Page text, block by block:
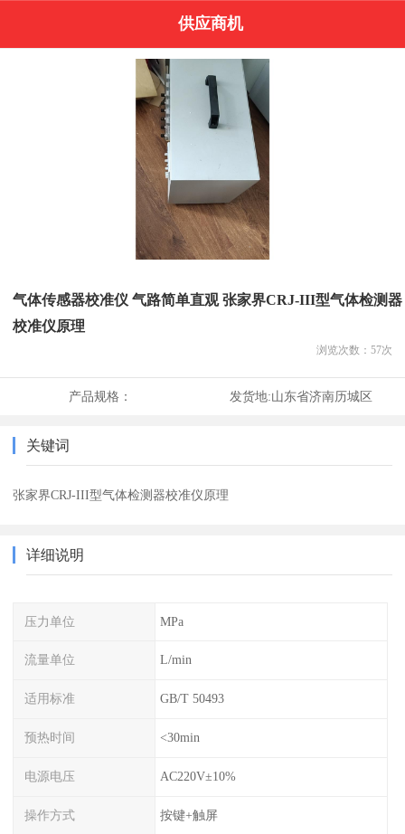
供应商机
气体传感器校准仪 气路简单直观 张家界CRJ-III型气体检测器
校准仪原理
浏览次数： 57次
产品规格： 发货地:山东省济南历城区
关键词
张家界CRJ-III型气体检测器校准仪原理
详细说明
压力单位 MPa
流量单位 L/min
适用标准 GB/T 50493
预热时间 <30min
电源电压 AC220V±10%
操作方式 按键+触屏